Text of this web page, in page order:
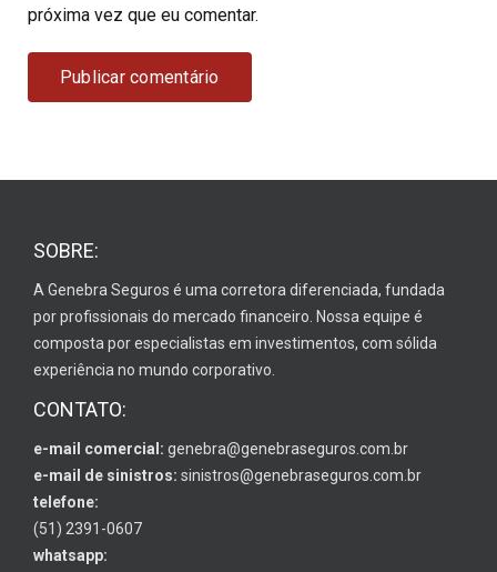
próxima vez que eu comentar.
SOBRE:
A Genebra Seguros é uma corretora diferenciada, fundada
por profissionais do mercado financeiro. Nossa equipe é
composta por especialistas em investimentos, com sólida
experiência no mundo corporativo.
CONTATO:
e-mail comercial: genebra@genebraseguros.com.br
e-mail de sinistros: sinistros@genebraseguros.com.br
telefone:
(51) 2391-0607
whatsapp: